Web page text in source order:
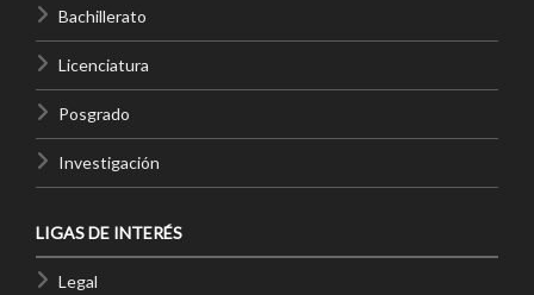
Bachillerato
Licenciatura
Posgrado
Investigación
LIGAS DE INTERÉS
Legal